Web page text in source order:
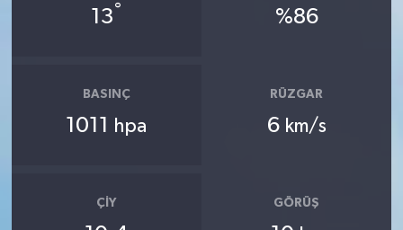
13° %86
BASINÇ
1011 hpa
RÜZGAR
6 km/s
ÇIY GÖRÜŞ